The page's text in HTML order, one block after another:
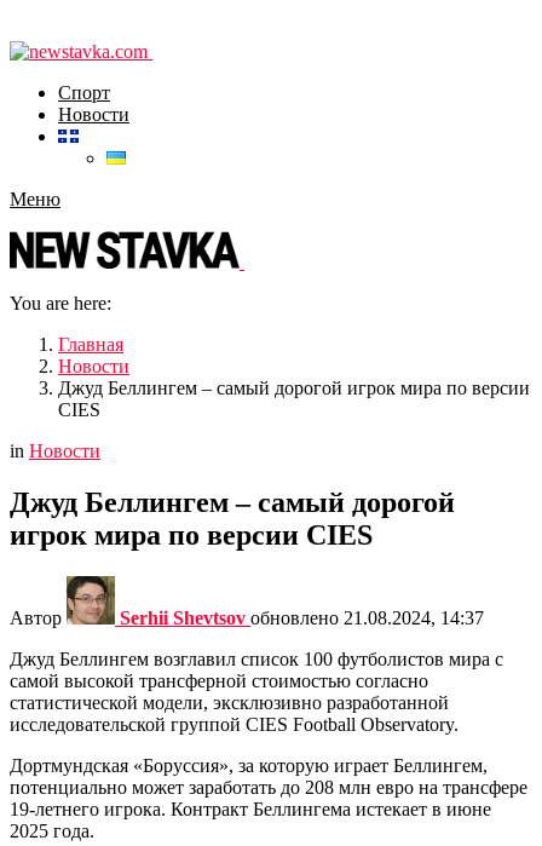
Спорт
Новости
Меню
You are here:
Главная
Новости
Джуд Беллингем – самый дорогой игрок мира по версии
CIES
in Новости
Джуд Беллингем – самый дорогой
игрок мира по версии CIES
Автор Serhii Shevtsov обновлено 21.08.2024, 14:37
Джуд Беллингем возглавил список 100 футболистов мира с
самой высокой трансферной стоимостью согласно
статистической модели, эксклюзивно разработанной
исследовательской группой CIES Football Observatory.
Дортмундская «Боруссия», за которую играет Беллингем,
потенциально может заработать до 208 млн евро на трансфере
19-летнего игрока. Контракт Беллингема истекает в июне
2025 года.